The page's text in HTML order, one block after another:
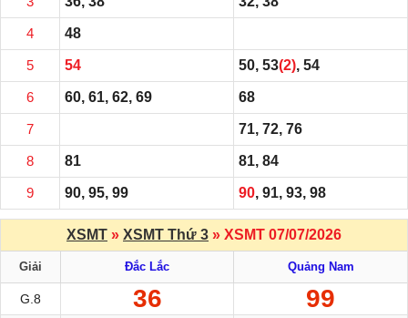
4 48
5 54 50, 53(2), 54
6 60, 61, 62, 69 68
7 71, 72, 76
8 81 81, 84
9 90, 95, 99 90, 91, 93, 98
XSMT » XSMT Thứ 3 » XSMT 07/07/2026
Giải Đắc Lắc Quảng Nam
G.8 36 99